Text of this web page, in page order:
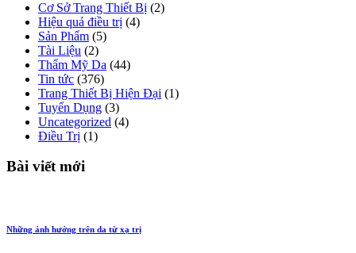
Cơ Sở Trang Thiết Bị (2)
Hiệu quả điều trị (4)
Sản Phẩm (5)
Tài Liệu (2)
Thẩm Mỹ Da (44)
Tin tức (376)
Trang Thiết Bị Hiện Đại (1)
Tuyển Dụng (3)
Uncategorized (4)
Điều Trị (1)
Bài viết mới
Những ảnh hưởng trên da từ xạ trị